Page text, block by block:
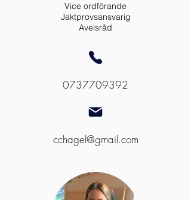
Vice ordförande
Jaktprovsansvarig
Avelsråd
0737709392
cchagel@gmail.com